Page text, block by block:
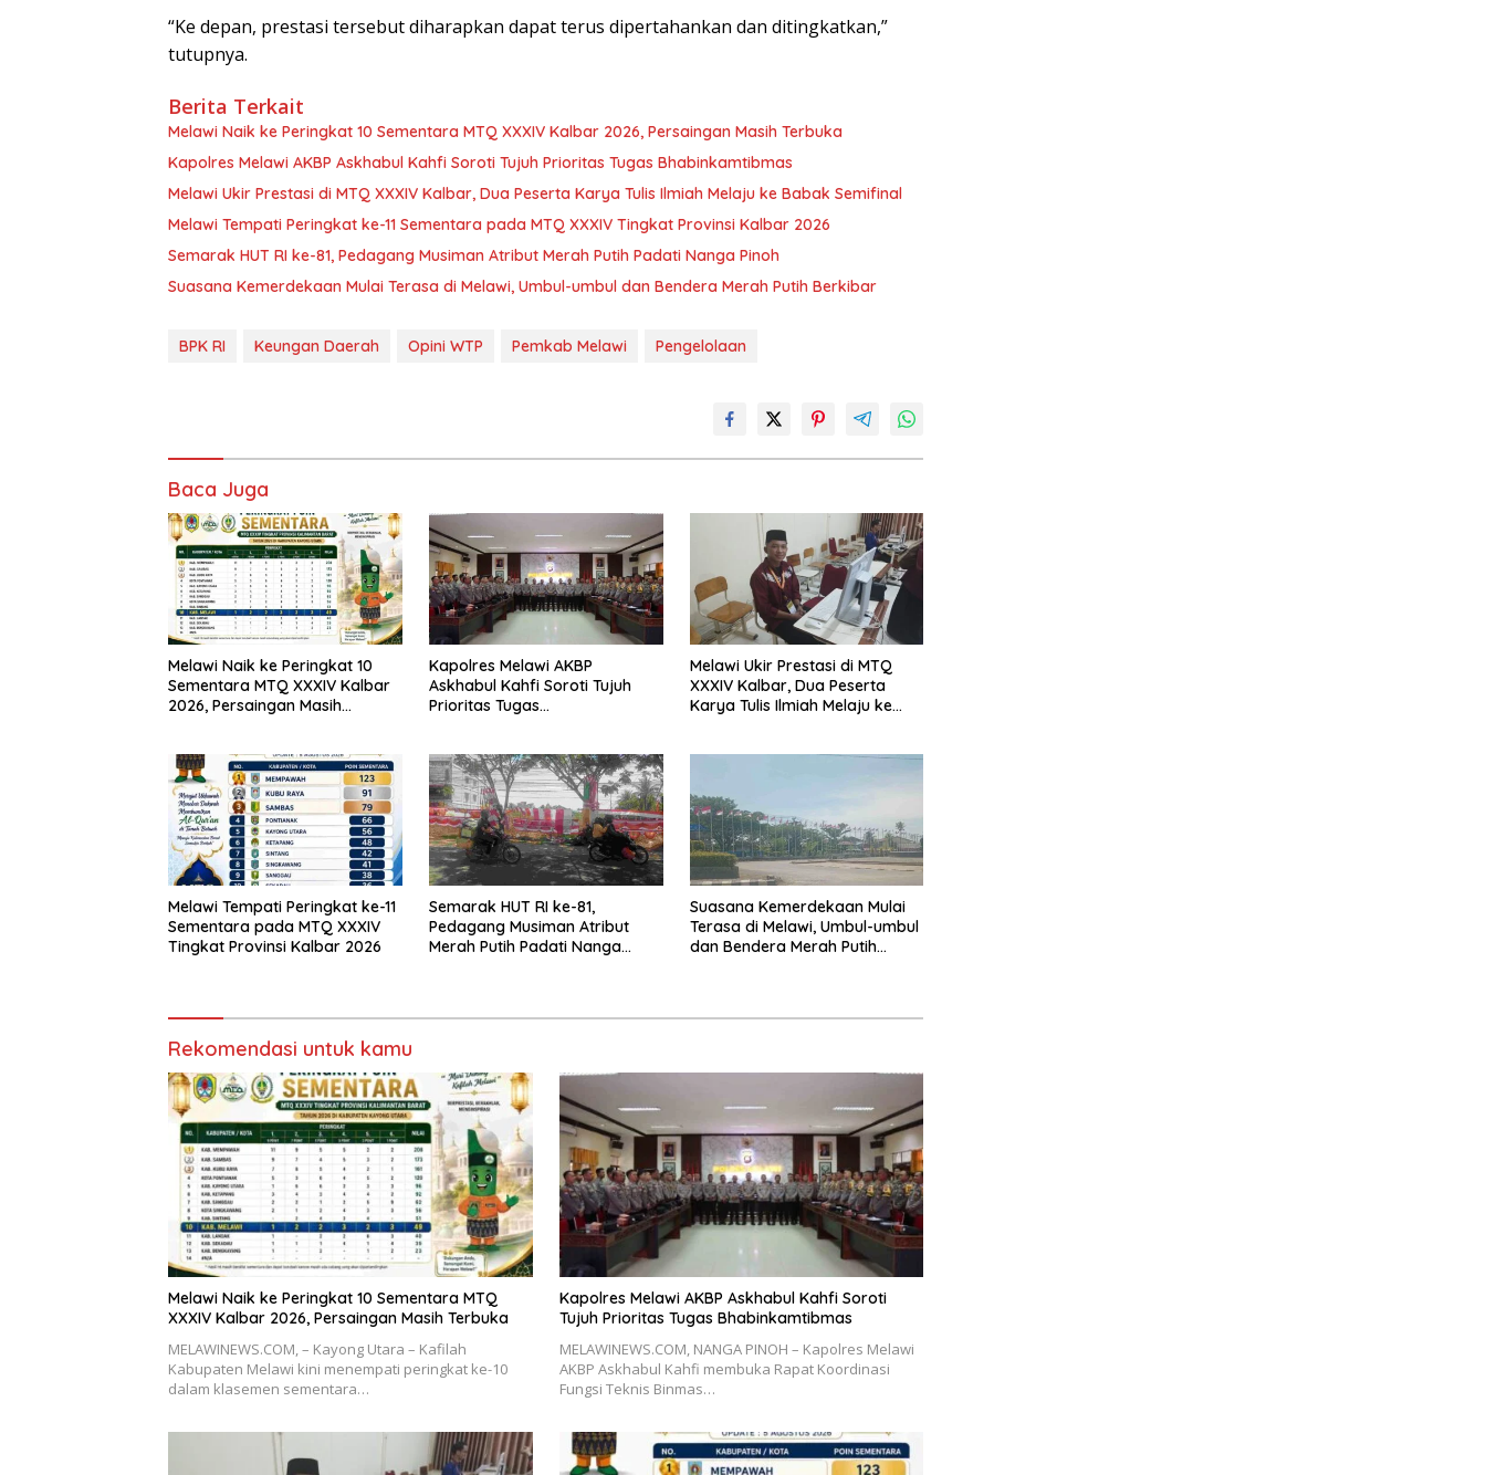
“Ke depan, prestasi tersebut diharapkan dapat terus dipertahankan dan ditingkatkan,”
tutupnya.
Berita Terkait
Melawi Naik ke Peringkat 10 Sementara MTQ XXXIV Kalbar 2026, Persaingan Masih Terbuka
Kapolres Melawi AKBP Askhabul Kahfi Soroti Tujuh Prioritas Tugas Bhabinkamtibmas
Melawi Ukir Prestasi di MTQ XXXIV Kalbar, Dua Peserta Karya Tulis Ilmiah Melaju ke Babak Semifinal
Melawi Tempati Peringkat ke-11 Sementara pada MTQ XXXIV Tingkat Provinsi Kalbar 2026
Semarak HUT RI ke-81, Pedagang Musiman Atribut Merah Putih Padati Nanga Pinoh
Suasana Kemerdekaan Mulai Terasa di Melawi, Umbul-umbul dan Bendera Merah Putih Berkibar
BPK RI Keungan Daerah Opini WTP Pemkab Melawi Pengelolaan
Baca Juga
Melawi Naik ke Peringkat 10
Sementara MTQ XXXIV Kalbar
2026, Persaingan Masih
Kapolres Melawi AKBP
Askhabul Kahfi Soroti Tujuh
Prioritas Tugas
Melawi Ukir Prestasi di MTQ
XXXIV Kalbar, Dua Peserta
Karya Tulis Ilmiah Melaju ke
Melawi Tempati Peringkat ke-11
Sementara pada MTQ XXXIV
Tingkat Provinsi Kalbar 2026
Semarak HUT RI ke-81,
Pedagang Musiman Atribut
Merah Putih Padati Nanga
Suasana Kemerdekaan Mulai
Terasa di Melawi, Umbul-umbul
dan Bendera Merah Putih
Rekomendasi untuk kamu
Melawi Naik ke Peringkat 10 Sementara MTQ
XXXIV Kalbar 2026, Persaingan Masih Terbuka
MELAWINEWS.COM, – Kayong Utara – Kafilah
Kabupaten Melawi kini menempati peringkat ke-10
dalam klasemen sementara…
Kapolres Melawi AKBP Askhabul Kahfi Soroti
Tujuh Prioritas Tugas Bhabinkamtibmas
MELAWINEWS.COM, NANGA PINOH – Kapolres Melawi
AKBP Askhabul Kahfi membuka Rapat Koordinasi
Fungsi Teknis Binmas…